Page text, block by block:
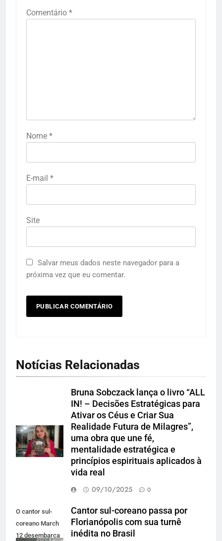
Comentário *
Nome *
E-mail *
Site
Salvar meus dados neste navegador para a
próxima vez que eu comentar.
Notícias Relacionadas
Bruna Sobczack lança o livro “ALL
IN! – Decisões Estratégicas para
Ativar os Céus e Criar Sua
Realidade Futura de Milagres”,
uma obra que une fé,
mentalidade estratégica e
princípios espirituais aplicados à
vida real
09/10/2025
0
O cantor sul-
coreano March
12 desembarca
Cantor sul-coreano passa por
Florianópolis com sua turnê
inédita no Brasil